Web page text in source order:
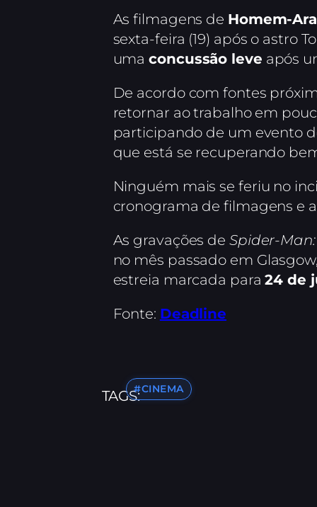
As filmagens de Homem-
sexta-feira (19) após o astro
umaconcussão leve após
De acordo com fontes
retornar ao trabalho em
participando de um evento
que está se recuperando
Ninguém mais se feriu no
cronograma de filmagens e
As gravações de Spider-
no mês passado em
estreia marcada para24 de
Fonte: Deadline
TAGS:#CINEMA